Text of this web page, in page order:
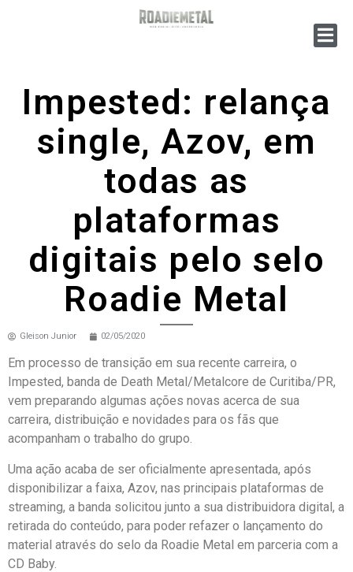
Impested: relança
single, Azov, em
todas as
plataformas
digitais pelo selo
Roadie Metal
Gleison Junior 02/05/2020
Em processo de transição em sua recente carreira, o
Impested, banda de Death Metal/Metalcore de Curitiba/PR,
vem preparando algumas ações novas acerca de sua
carreira, distribuição e novidades para os fãs que
acompanham o trabalho do grupo.
Uma ação acaba de ser oficialmente apresentada, após
disponibilizar a faixa, Azov, nas principais plataformas de
streaming, a banda solicitou junto a sua distribuidora digital, a
retirada do conteúdo, para poder refazer o lançamento do
material através do selo da Roadie Metal em parceria com a
CD Baby.